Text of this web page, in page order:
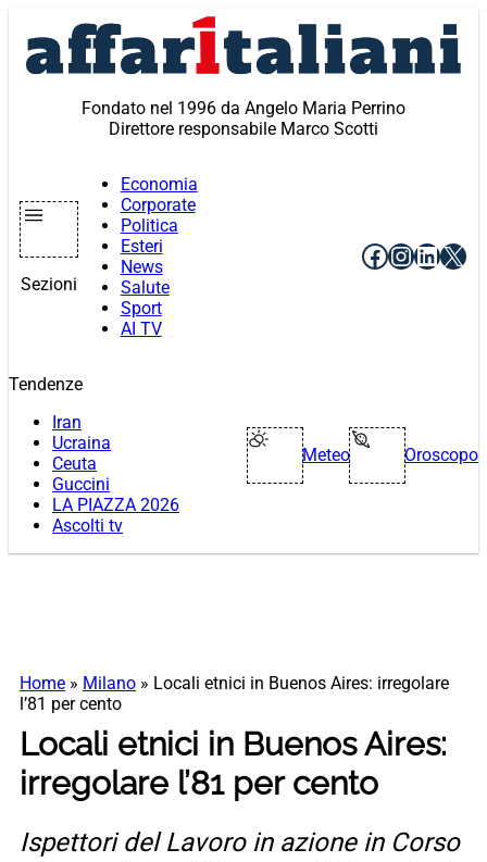
contenuto
Fondato nel 1996 da Angelo Maria Perrino
Direttore responsabile Marco Scotti
Sezioni
Economia
Corporate
Politica
Esteri
News
Salute
Sport
AI TV
Facebook
X
Tendenze
Iran
Ucraina
Ceuta
Guccini
LA PIAZZA 2026
Ascolti tv
Meteo Oroscopo
Home » Milano » Locali etnici in Buenos Aires: irregolare
l’81 per cento
Locali etnici in Buenos Aires:
irregolare l’81 per cento
Ispettori del Lavoro in azione in Corso